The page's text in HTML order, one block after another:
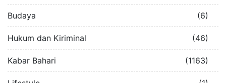
Budaya (6)
Hukum dan Kiriminal (46)
Kabar Bahari (1163)